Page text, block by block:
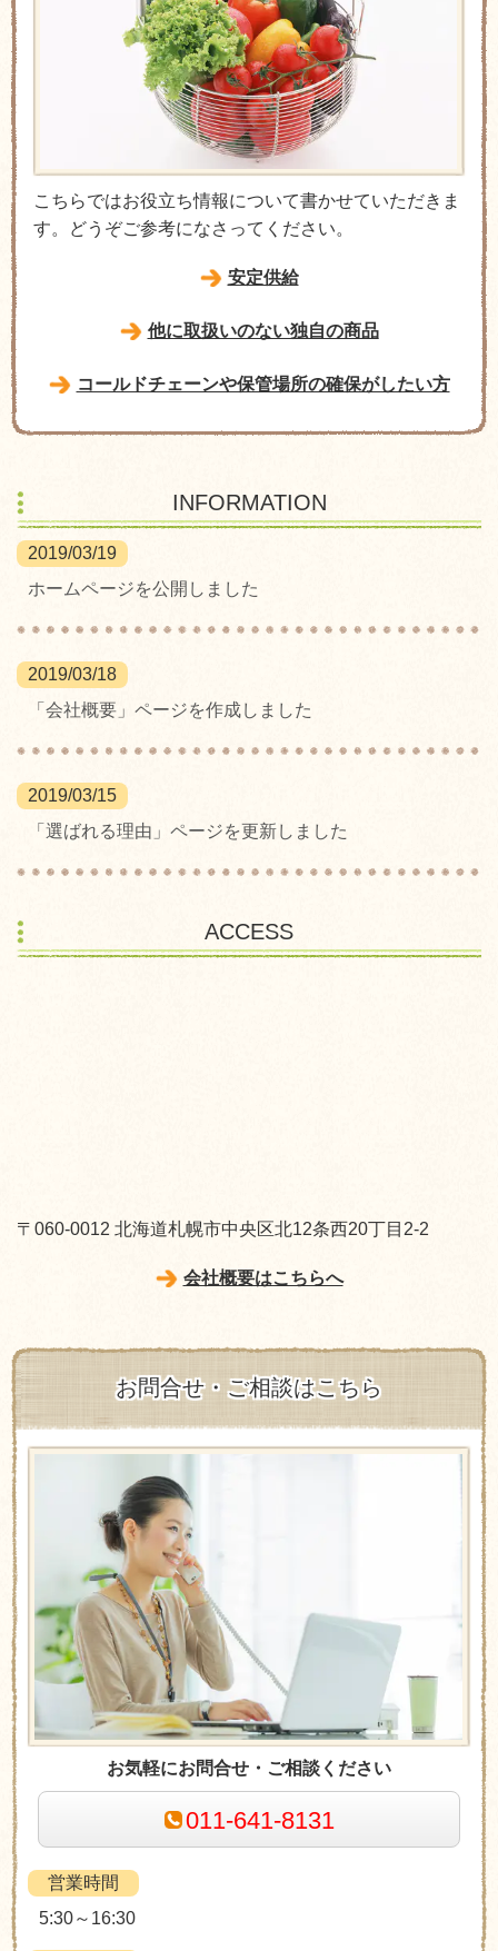
こちらではお役立ち情報について書かせていただきま
す。どうぞご参考になさってください。
安定供給
他に取扱いのない独自の商品
コールドチェーンや保管場所の確保がしたい方
INFORMATION
2019/03/19
ホームページを公開しました
2019/03/18
「会社概要」ページを作成しました
2019/03/15
「選ばれる理由」ページを更新しました
ACCESS
〒060-0012 北海道札幌市中央区北12条西20丁目2-2
会社概要はこちらへ
お問合せ・ご相談はこちら
お気軽にお問合せ・ご相談ください
011-641-8131
営業時間
5:30～16:30